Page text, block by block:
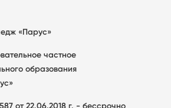
«Парус»
частное
образования
от 22.06.2018 г. - бессрочно